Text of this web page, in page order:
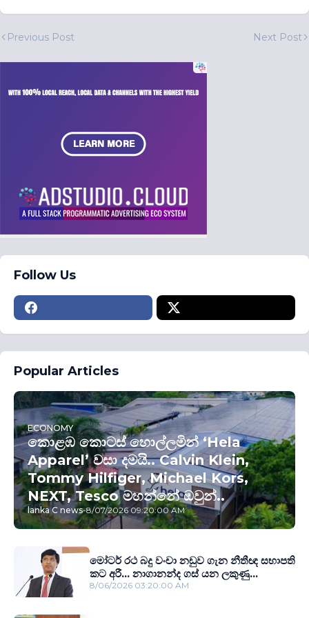
Previous Post Next Post
Follow Us
Popular Articles
ECONOMY
කොළඹ කොටස් හොල්ලමින් ‘Hela
Apparel’ වසා දමයි.. Calvin Klein,
Tommy Hilfiger, Michael Kors,
NEXT, Tesco මහන්නේ ඔවුන්..
lanka C news-8/07/2026 09:20:00 AM
මෝටර් රථ බදු වංචා නඩුව ගැන නීතීඥ සභාපති
කට අරී... නාගානන්ද ගස් යන ලකුණු...
8/06/2026 03:20:00 AM